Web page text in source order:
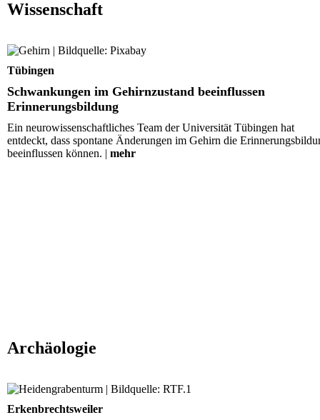
Wissenschaft
Schwankungen im Gehirnzustand beeinflussen
Erinnerungsbildung
Tübingen
Schwankungen im Gehirnzustand beeinflussen
Erinnerungsbildung
Ein neurowissenschaftliches Team der Universität Tübingen hat
entdeckt, dass spontane Änderungen im Gehirn die
beeinflussen können. | mehr
Archäologie
Keltische Metropole Heidengraben wird digital sichtbar
Erkenbrechtsweiler